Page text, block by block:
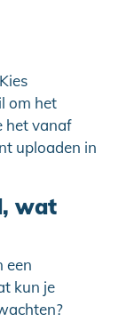
om het
het vanaf
uploaden in
wat
een
kun je